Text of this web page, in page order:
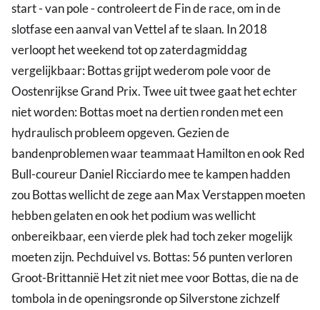
start - van pole - controleert de Fin de race, om in de
slotfase een aanval van Vettel af te slaan. In 2018
verloopt het weekend tot op zaterdagmiddag
vergelijkbaar: Bottas grijpt wederom pole voor de
Oostenrijkse Grand Prix. Twee uit twee gaat het echter
niet worden: Bottas moet na dertien ronden met een
hydraulisch probleem opgeven. Gezien de
bandenproblemen waar teammaat Hamilton en ook Red
Bull-coureur Daniel Ricciardo mee te kampen hadden
zou Bottas wellicht de zege aan Max Verstappen moeten
hebben gelaten en ook het podium was wellicht
onbereikbaar, een vierde plek had toch zeker mogelijk
moeten zijn. Pechduivel vs. Bottas: 56 punten verloren
Groot-Brittannië Het zit niet mee voor Bottas, die na de
tombola in de openingsronde op Silverstone zichzelf